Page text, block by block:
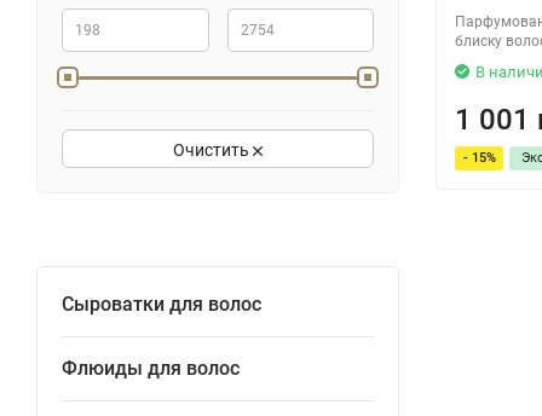
250
6х13
6x13
Очистить
Сыроватки для волос
Флюиды для волос
блиску
В
1 001
- 15%